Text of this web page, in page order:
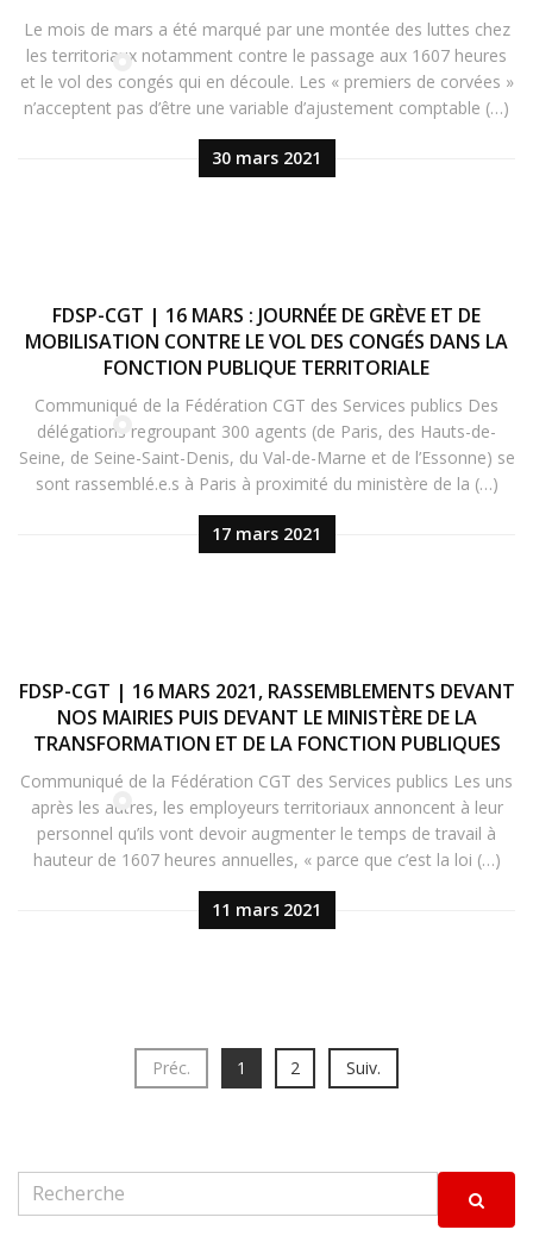
30 mars 2021
Le mois de mars a été marqué par une montée des luttes chez
les territoriaux notamment contre le passage aux 1607 heures
et le vol des congés qui en découle. Les « premiers de corvées »
n’acceptent pas d’être une variable d’ajustement comptable (…)
17 mars 2021
FDSP-CGT | 16 MARS : JOURNÉE DE GRÈVE ET DE
MOBILISATION CONTRE LE VOL DES CONGÉS DANS LA
FONCTION PUBLIQUE TERRITORIALE
Communiqué de la Fédération CGT des Services publics Des
délégations regroupant 300 agents (de Paris, des Hauts-de-
Seine, de Seine-Saint-Denis, du Val-de-Marne et de l’Essonne) se
sont rassemblé.e.s à Paris à proximité du ministère de la (…)
11 mars 2021
FDSP-CGT | 16 MARS 2021, RASSEMBLEMENTS DEVANT
NOS MAIRIES PUIS DEVANT LE MINISTÈRE DE LA
TRANSFORMATION ET DE LA FONCTION PUBLIQUES
Communiqué de la Fédération CGT des Services publics Les uns
après les autres, les employeurs territoriaux annoncent à leur
personnel qu’ils vont devoir augmenter le temps de travail à
hauteur de 1607 heures annuelles, « parce que c’est la loi (…)
Préc. 1 2 Suiv.